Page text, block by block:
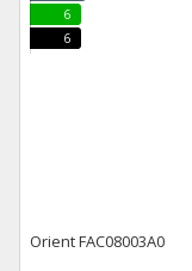
6
6
Orient FAC08003A0